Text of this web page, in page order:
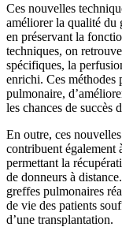
Ces nouvelles
améliorer la qualité du
en préservant la
techniques, on
spécifiques, la
enrichi. Ces méthodes
pulmonaire,
les chances de succès
En outre, ces
contribuent également
permettant la
de donneurs à
greffes pulmonaires
de vie des patients
d’une transplantation.